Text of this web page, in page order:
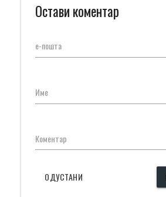
Остави коментар
е-пошта
Име
Коментар
ОДУСТАНИ